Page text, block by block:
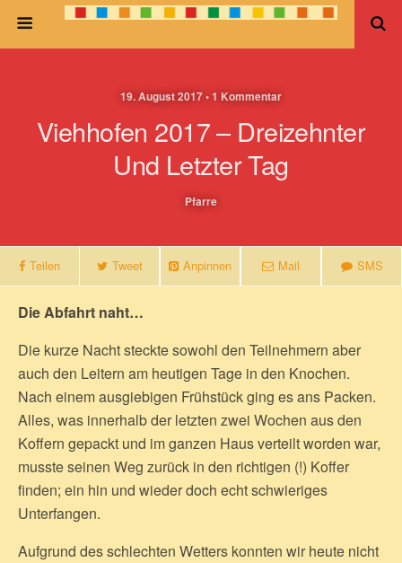
19. August 2017 • 1 Kommentar
Viehhofen 2017 – Dreizehnter
Und Letzter Tag
Pfarre
Teilen Tweet Anpinnen Mail SMS
Die Abfahrt naht…
Die kurze Nacht steckte sowohl den Teilnehmern aber
auch den Leitern am heutigen Tage in den Knochen.
Nach einem ausgiebigen Frühstück ging es ans Packen.
Alles, was innerhalb der letzten zwei Wochen aus den
Koffern gepackt und im ganzen Haus verteilt worden war,
musste seinen Weg zurück in den richtigen (!) Koffer
finden; ein hin und wieder doch echt schwieriges
Unterfangen.
Aufgrund des schlechten Wetters konnten wir heute nicht